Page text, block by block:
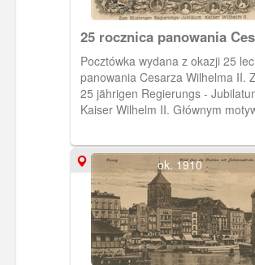
25 rocznica panowania
Wilhelma II
Pocztówka wydana z okazji 25
panowania Cesarza Wilhelma II.
25 jährigen Regierungs -
Kaiser Wilhelm II. Głównym
ok. 1910